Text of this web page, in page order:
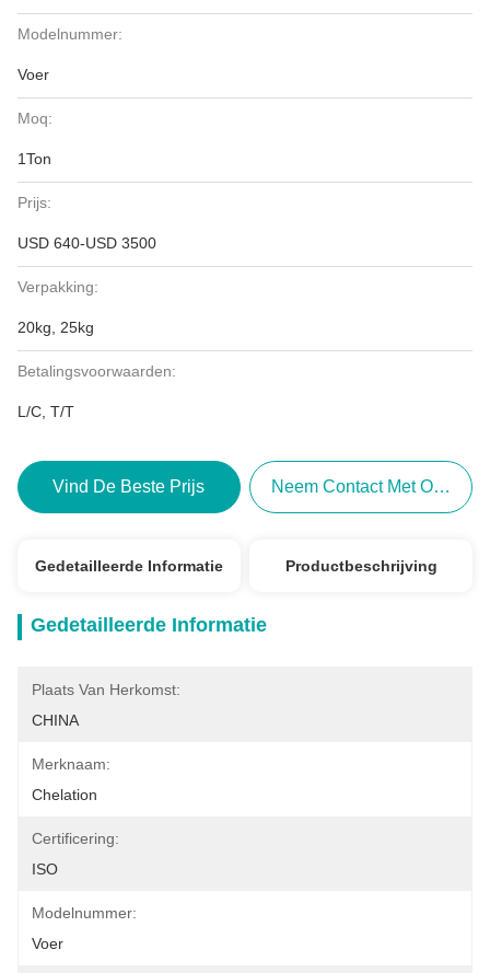
Modelnummer:
Voer
Moq:
1Ton
Prijs:
USD 640-USD 3500
Verpakking:
20kg, 25kg
Betalingsvoorwaarden:
L/C, T/T
Vind De Beste Prijs Neem Contact Met Ons Op
Gedetailleerde Informatie Productbeschrijving
Gedetailleerde Informatie
Plaats Van Herkomst:
CHINA
Merknaam:
Chelation
Certificering:
ISO
Modelnummer:
Voer